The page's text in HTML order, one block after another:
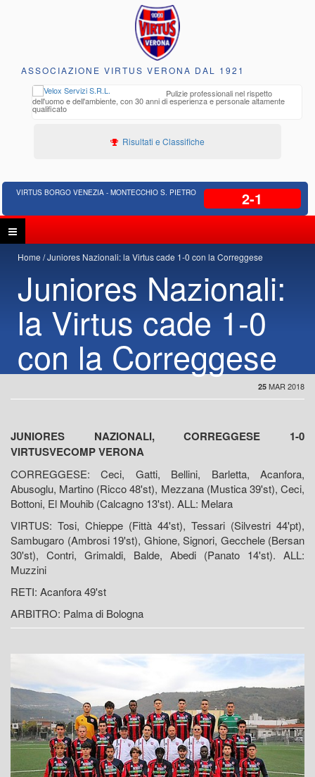
ASSOCIAZIONE VIRTUS VERONA DAL 1921
Pulizie professionali nel rispetto
dell'uomo e dell'ambiente, con 30 anni di esperienza e personale altamente
qualificato
Risultati e Classifiche
VIRTUS BORGO VENEZIA - MONTECCHIO S. PIETRO 2-1
Home Juniores Nazionali: la Virtus cade 1-0 con la Correggese
Juniores Nazionali:
la Virtus cade 1-0
con la Correggese
25 MAR 2018
JUNIORES NAZIONALI, CORREGGESE 1-0
VIRTUSVECOMP VERONA
CORREGGESE: Ceci, Gatti, Bellini, Barletta, Acanfora,
Abusoglu, Martino (Ricco 48'st), Mezzana (Mustica 39'st), Ceci,
Bottoni, El Mouhib (Calcagno 13'st). ALL: Melara
VIRTUS: Tosi, Chieppe (Fittà 44'st), Tessari (Silvestri 44'pt),
Sambugaro (Ambrosi 19'st), Ghione, Signori, Gecchele (Bersan
30'st), Contri, Grimaldi, Balde, Abedi (Panato 14'st). ALL:
Muzzini
RETI: Acanfora 49'st
ARBITRO: Palma di Bologna